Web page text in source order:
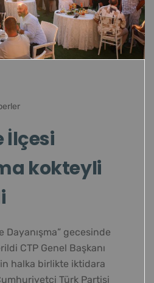
İlçesi
kokteyli
Dayanışma” gecesinde
CTP Genel Başkanı
halka birlikte iktidara
Türk Partisi